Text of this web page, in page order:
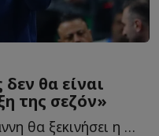
θα είναι
της σεζόν»
Χωρίς τον Γιώργο Παπαγιάννη θα ξεκινήσει η Αναντολού Ε...